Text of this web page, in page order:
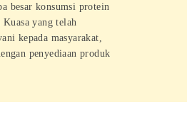
besar konsumsi protein
yang telah
kepada masyarakat,
penyediaan produk